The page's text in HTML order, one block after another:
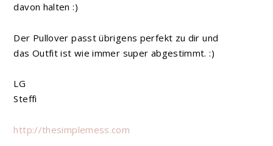
davon halten :)
Der Pullover passt übrigens perfekt zu dir und
das Outfit ist wie immer super abgestimmt. :)
LG
Steffi
http://thesimplemess.com